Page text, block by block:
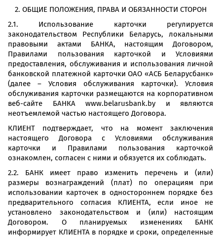
2. ОБЩИЕ ПОЛОЖЕНИЯ, ПРАВА И ОБЯЗАННОСТИ СТОРОН
2.1. Использование карточки регулируется
законодательством Республики Беларусь, локальными
правовыми актами БАНКА, настоящим Договором,
Правилами пользования карточкой и Условиями
предоставления, обслуживания и использования личной
банковской платежной карточки ОАО «АСБ Беларусбанк»
(далее – Условия обслуживания карточки). Условия
обслуживания карточки размещаются на корпоративном
веб-сайте БАНКА www.belarusbank.by и являются
неотъемлемой частью настоящего Договора.
КЛИЕНТ подтверждает, что на момент заключения
настоящего Договора с Условиями обслуживания
карточки и Правилами пользования карточкой
ознакомлен, согласен с ними и обязуется их соблюдать.
2.2. БАНК имеет право изменить перечень и (или)
размеры вознаграждений (плат) по операциям при
использовании карточек в одностороннем порядке без
предварительного согласия КЛИЕНТА, если иное не
установлено законодательством и (или) настоящим
Договором. О планируемых изменениях БАНК
информирует КЛИЕНТА в порядке и сроки, определенные